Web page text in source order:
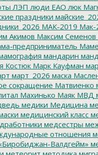
ЛЭП люди ЕАО люк
праздники
МАК-2019 Мак-
Акимов Максим Семенов
предприниматель
мандарин
Костюк Марк Кауфман
март_2026 маска
сокращение Матвиенко
Махинько Маяк МВД
медики Медицина
медицинский класс
медсестры
отношения
Валдгейм»